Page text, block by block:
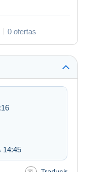
0 ofertas
14:45